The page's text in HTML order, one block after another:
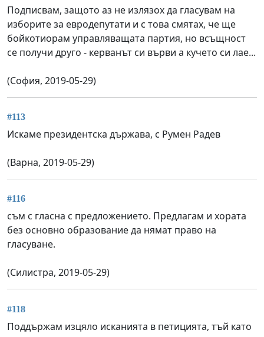
Подписвам, защото аз не излязох да гласувам на
изборите за евродепутати и с това смятах, че ще
бойкотиорам управляващата партия, но всъщност
се получи друго - керванът си върви а кучето си лае...
(София, 2019-05-29)
#113
Искаме президентска държава, с Румен Радев
(Варна, 2019-05-29)
#116
съм с гласна с предложението. Предлагам и хората
без основно образование да нямат право на
гласуване.
(Силистра, 2019-05-29)
#118
Поддържам изцяло исканията в петицията, тъй като